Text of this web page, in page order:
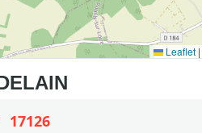
Leaflet |
17126